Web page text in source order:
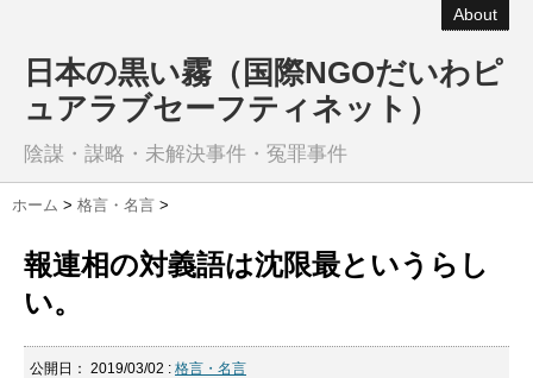
About
日本の黒い霧（国際NGOだいわピ
ュアラブセーフティネット）
陰謀・謀略・未解決事件・冤罪事件
ホーム > 格言・名言 >
報連相の対義語は沈限最というらし
い。
公開日： 2019/03/02 : 格言・名言